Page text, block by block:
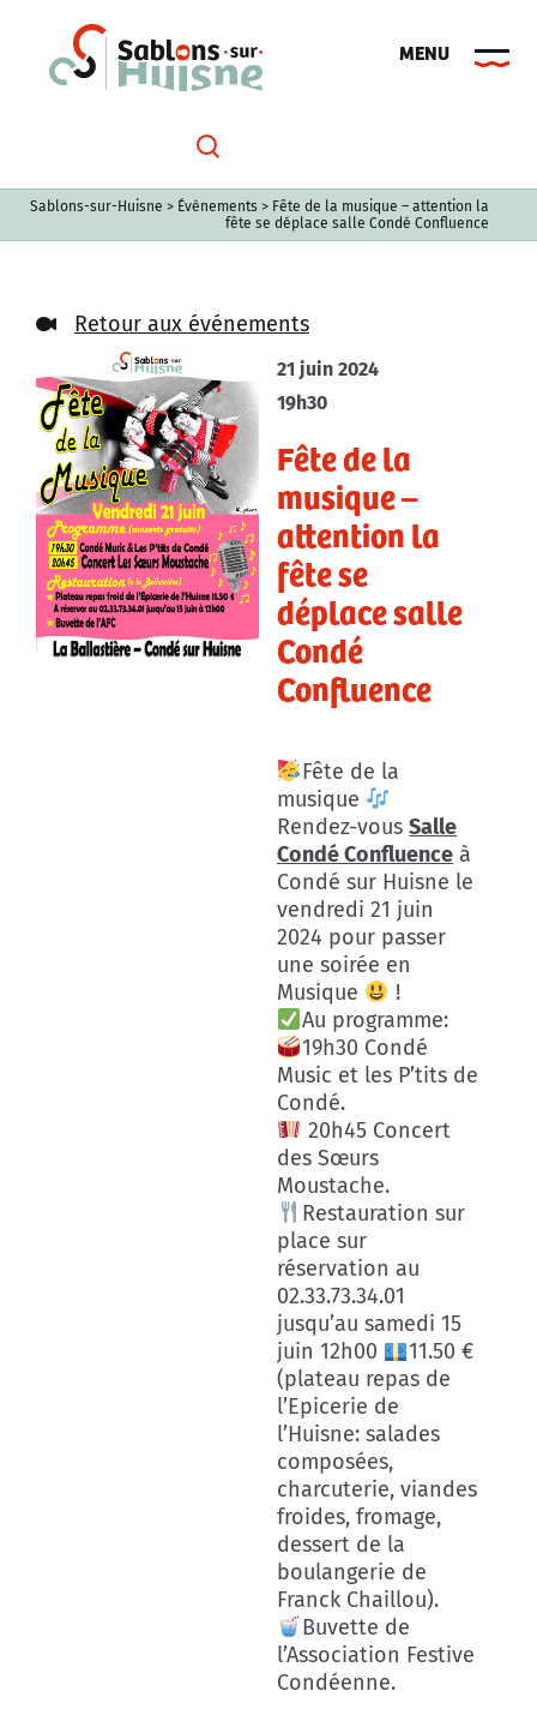
Sablons-sur-Huisne > Évènements > Fête de la musique – attention la
fête se déplace salle Condé Confluence
Retour aux événements
21 juin 2024
19h30
Fête de la
musique –
attention la
fête se
déplace salle
Condé
Confluence
Fête de la
musique
Rendez-vousSalle
Condé Confluence à
Condé sur Huisne le
vendredi 21 juin
2024 pour passer
une soirée en
Musique
!
Au programme:
19h30 Condé
Music et les P’tits de
Condé.
20h45 Concert
des Sœurs
Moustache.
Restauration sur
place sur
réservation au
02.33.73.34.01
jusqu’au samedi 15
juin 12h00
11.50 €
(plateau repas de
l’Epicerie de
l’Huisne: salades
composées,
charcuterie, viandes
froides, fromage,
dessert de la
boulangerie de
Franck Chaillou).
Buvette de
l’Association Festive
Condéenne.